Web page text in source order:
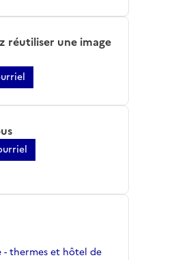
réutiliser une image
- thermes et hôtel de